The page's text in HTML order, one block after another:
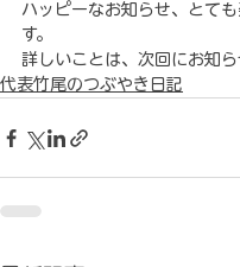
ハッピーなお知らせ、とて
す。
詳しいことは、次回にお知ら
代表竹尾のつぶやき日記